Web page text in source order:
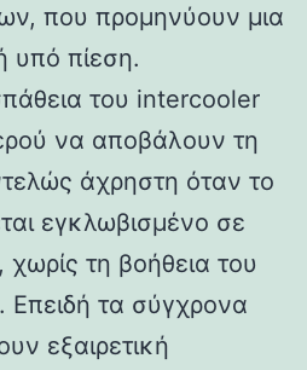
που προμηνύουν μια
υπό πίεση.
του intercooler
να αποβάλουν τη
άχρηστη όταν το
εγκλωβισμένο σε
χωρίς τη βοήθεια του
Επειδή τα σύγχρονα
εξαιρετική